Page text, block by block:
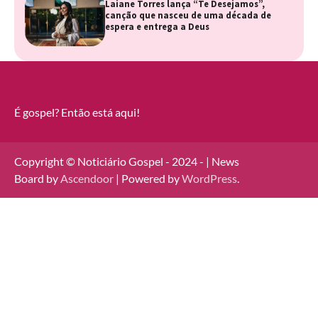
Laiane Torres lança “Te Desejamos”,
canção que nasceu de uma década de
espera e entrega a Deus
É gospel? Então está aqui!
Copyright © Noticiário Gospel - 2024 - | News
Board byAscendoor | Powered byWordPress.